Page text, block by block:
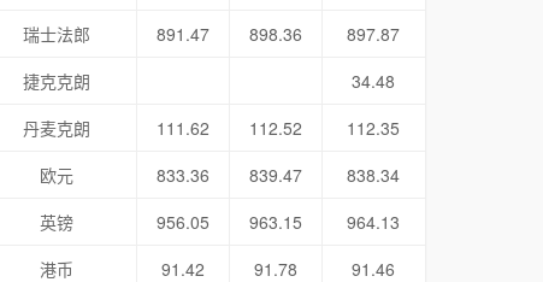
瑞士法郎
891.47 898.36
897.87
捷克克朗
34.48
丹麦克朗
111.62 112.52
112.35
欧元
833.36 839.47
838.34
英镑
956.05 963.15
964.13
港币
91.42 91.78
91.46